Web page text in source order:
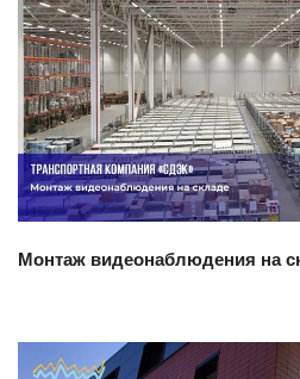
Смотреть
Монтаж видеонаблюдения на